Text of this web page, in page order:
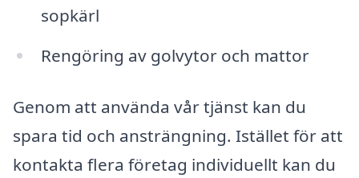
sopkärl
Rengöring av golvytor och mattor
Genom att använda vår tjänst kan du
spara tid och ansträngning. Istället för att
kontakta flera företag individuellt kan du